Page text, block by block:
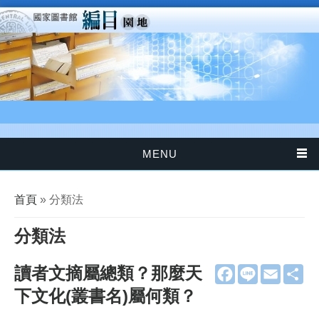
移至主內容
MENU
您在這裡
首頁 » 分類法
分類法
F
a
L
E
m
讀者文摘屬總類？那麼天
下文化(叢書名)屬何類？